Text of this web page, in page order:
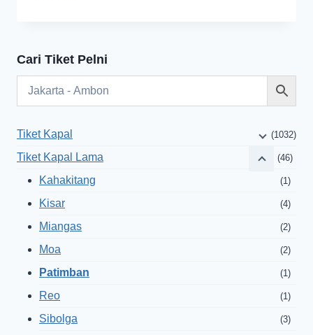
Cari Tiket Pelni
Tiket Kapal (1032)
Tiket Kapal Lama (46)
Kahakitang (1)
Kisar (4)
Miangas (2)
Moa (2)
Patimban (1)
Reo (1)
Sibolga (3)